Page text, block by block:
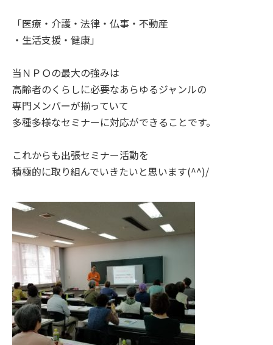
「医療・介護・法律・仏事・不動産
・生活支援・健康」
当ＮＰＯの最大の強みは
高齢者のくらしに必要なあらゆるジャンルの
専門メンバーが揃っていて
多種多様なセミナーに対応ができることです。
これからも出張セミナー活動を
積極的に取り組んでいきたいと思います(^^)/